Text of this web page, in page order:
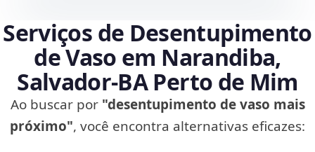
Serviços de Desentupimento
de Vaso em Narandiba,
Salvador‑BA Perto de Mim
Ao buscar por "desentupimento de vaso mais
próximo", você encontra alternativas eficazes: